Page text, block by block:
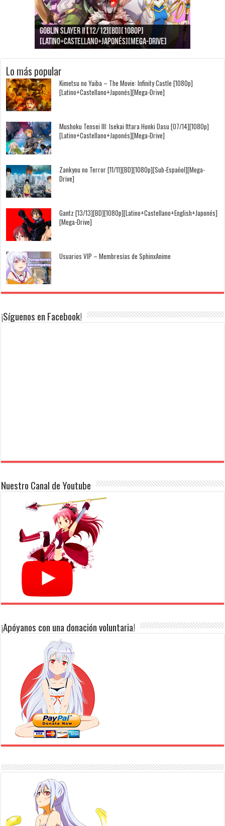
Goblin Slayer II [12/12][BD][1080p]
[Latino+Castellano+Japonés][Mega-Drive]
Jujutsu Kaisen: Kaigyoku/Gyokusetsu [1080p]
[Latino+Japonés][Mega-Drive]
Kimi to, Nami ni Noretara [BD][1080p]
[Latino+Castellano+Japonés][Mega-Drive]
Nukitashi the Animation [11/11+OVAS][BD]
[1080p][Sub-Español][Mega-Drive]
Kimi wa Houkago Insomnia [13/13][BD][1080p]
[Castellano+English+Japonés][Mega-Drive]
Getsuyoubi no Tawawa [12/12+Especiales][BD]
[1080p][Sub-Español][Mega-Drive]
Lo más popular
Kimetsu no Yaiba – The Movie: Infinity Castle [1080p]
[Latino+Castellano+Japonés][Mega-Drive]
Mushoku Tensei III: Isekai Ittara Honki Dasu [07/14][1080p]
[Latino+Castellano+Japonés][Mega-Drive]
Zankyou no Terror [11/11][BD][1080p][Sub-Español][Mega-
Drive]
Gantz [13/13][BD][1080p][Latino+Castellano+English+Japonés]
[Mega-Drive]
Usuarios VIP – Membresías de SphinxAnime
¡Síguenos en Facebook!
Nuestro Canal de Youtube
¡Apóyanos con una donación voluntaria!